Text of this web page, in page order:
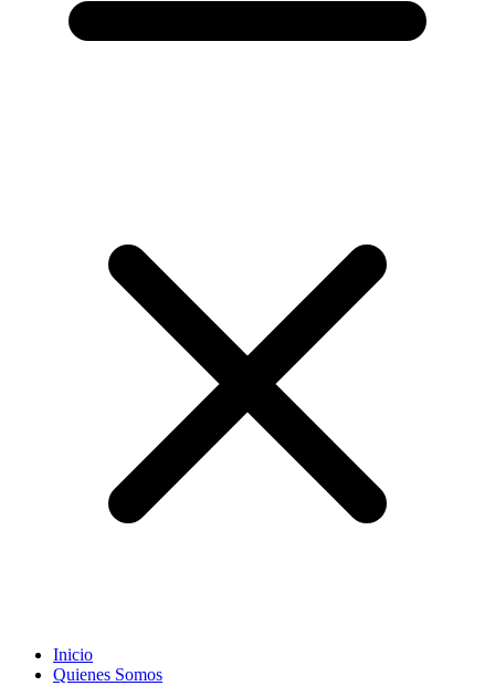
Inicio
Quienes Somos